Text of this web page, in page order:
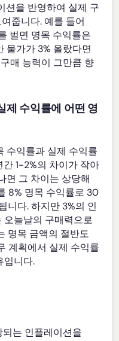
션을 반영하여 실제 구
줍니다. 예를 들어
벌면 명목 수익률은
물가가 3% 올랐다면
매 능력이 그만큼 향
제 수익률에 어떤 영
수익률과 실제 수익률
1-2%의 차이가 작아
면 그 차이는 상당해
8% 명목 수익률로 30
니다. 하지만 3%의 인
오늘날의 구매력으로
명목 금액의 절반도
계획에서 실제 수익률
입니다.
되는 인플레이션을